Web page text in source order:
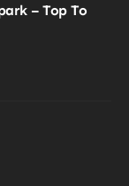
– Top To